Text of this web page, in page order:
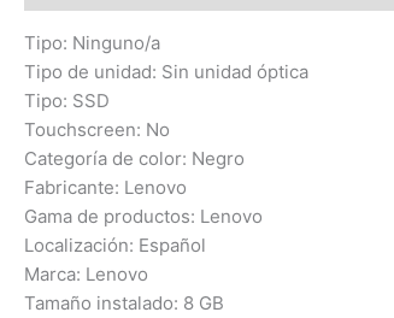
Tipo: Ninguno/a
Tipo de unidad: Sin unidad óptica
Tipo: SSD
Touchscreen: No
Categoría de color: Negro
Fabricante: Lenovo
Gama de productos: Lenovo
Localización: Español
Marca: Lenovo
Tamaño instalado: 8 GB